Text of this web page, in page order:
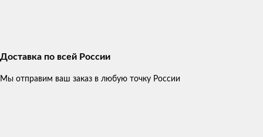
Доставка по всей России
Мы отправим ваш заказ в любую точку России